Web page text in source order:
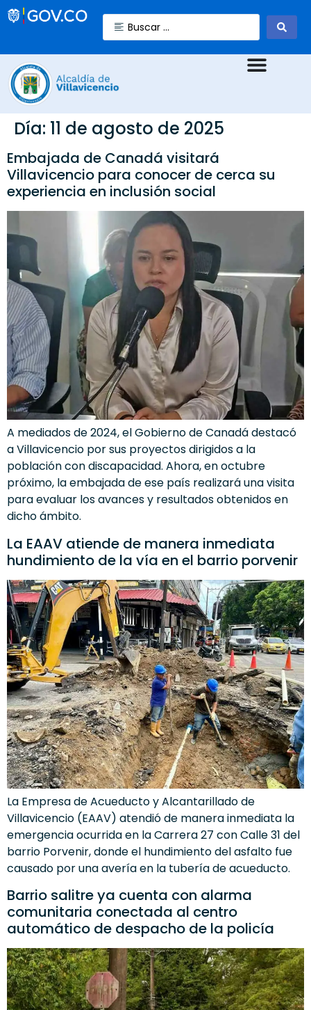
Día: 11 de agosto de 2025
Embajada de Canadá visitará
Villavicencio para conocer de cerca su
experiencia en inclusión social
A mediados de 2024, el Gobierno de Canadá destacó
a Villavicencio por sus proyectos dirigidos a la
población con discapacidad. Ahora, en octubre
próximo, la embajada de ese país realizará una visita
para evaluar los avances y resultados obtenidos en
dicho ámbito.
La EAAV atiende de manera inmediata
hundimiento de la vía en el barrio porvenir
La Empresa de Acueducto y Alcantarillado de
Villavicencio (EAAV) atendió de manera inmediata la
emergencia ocurrida en la Carrera 27 con Calle 31 del
barrio Porvenir, donde el hundimiento del asfalto fue
causado por una avería en la tubería de acueducto.
Barrio salitre ya cuenta con alarma
comunitaria conectada al centro
automático de despacho de la policía